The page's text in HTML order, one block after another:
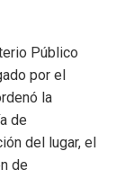
Público
por el
la
de
del lugar, el
de